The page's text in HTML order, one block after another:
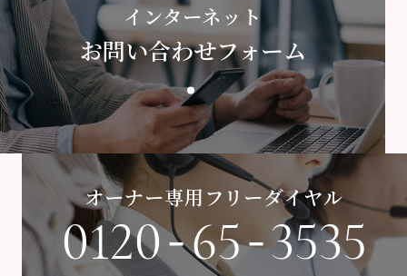
インターネット
お問い合わせフォーム
オーナー専用フリーダイヤル
0120-65-3535